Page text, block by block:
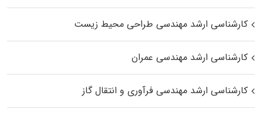
کارشناسی ارشد مهندسی طراحی محیط زیست
کارشناسی ارشد مهندسی عمران
کارشناسی ارشد مهندسی فرآوری و انتقال گاز